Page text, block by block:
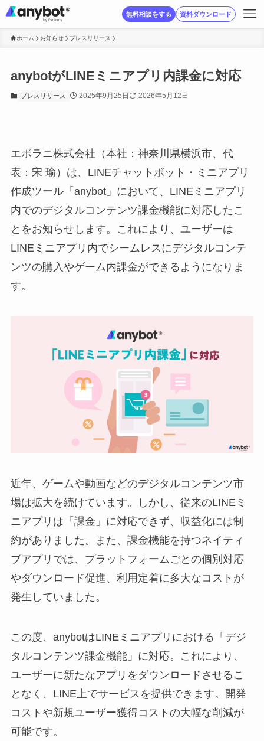
無料相談をする 資料ダウンロード
ホーム お知らせ プレスリリース
anybotがLINEミニアプリ内課金に対応
プレスリリース 2025年9月25日 2026年5月12日
エボラニ株式会社（本社：神奈川県横浜市、代
表：宋 瑜）は、LINEチャットボット・ミニアプリ
作成ツール「anybot」において、LINEミニアプリ
内でのデジタルコンテンツ課金機能に対応したこ
とをお知らせします。これにより、ユーザーは
LINEミニアプリ内でシームレスにデジタルコンテ
ンツの購入やゲーム内課金ができるようになりま
す。
近年、ゲームや動画などのデジタルコンテンツ市
場は拡大を続けています。しかし、従来のLINEミ
ニアプリは「課金」に対応できず、収益化には制
約がありました。また、課金機能を持つネイティ
ブアプリでは、プラットフォームごとの個別対応
やダウンロード促進、利用定着に多大なコストが
発生していました。
この度、anybotはLINEミニアプリにおける「デジ
タルコンテンツ課金機能」に対応。これにより、
ユーザーに新たなアプリをダウンロードさせるこ
となく、LINE上でサービスを提供できます。開発
コストや新規ユーザー獲得コストの大幅な削減が
可能です。